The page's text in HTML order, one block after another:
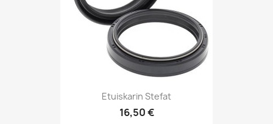
Etuiskarin Stefat
16,50 €